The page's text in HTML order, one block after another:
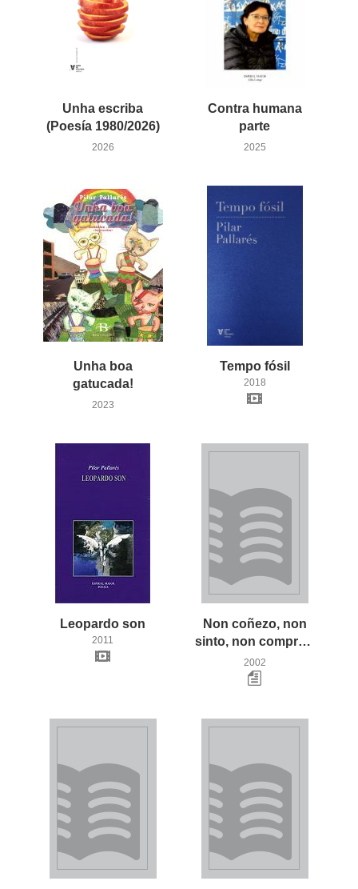
Unha escriba
(Poesía 1980/2026)
2026
Contra humana
parte
2025
Unha boa
gatucada!
2023
Tempo fósil
2018
Leopardo son
2011
Non coñezo, non
sinto, non comprendo
2002